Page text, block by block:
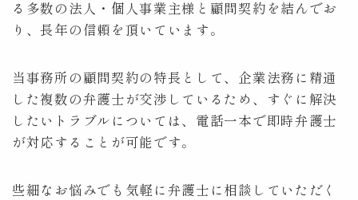
る多数の法人・個人事業主様と顧問契約を結んでお
り、長年の信頼を頂いています。
当事務所の顧問契約の特長として、企業法務に精通
した複数の弁護士が交渉しているため、すぐに解決
したいトラブルについては、電話一本で即時弁護士
が対応することが可能です。
些細なお悩みでも気軽に弁護士に相談していただく